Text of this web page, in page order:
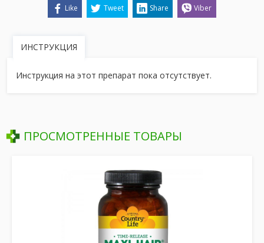
Like Tweet Share Viber
ИНСТРУКЦИЯ
Инструкция на этот препарат пока отсутствует.
ПРОСМОТРЕННЫЕ ТОВАРЫ